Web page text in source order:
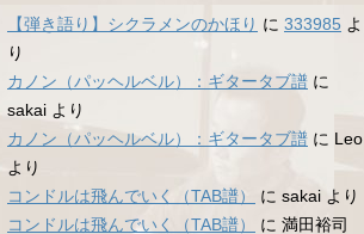
【弾き語り】シクラメンのかほり に 333985 よ
り
カノン（パッヘルベル）：ギタータブ譜 に
sakai より
カノン（パッヘルベル）：ギタータブ譜 に Leo
より
コンドルは飛んでいく（TAB譜）
に sakai より
コンドルは飛んでいく（TAB譜）
に 満田裕司